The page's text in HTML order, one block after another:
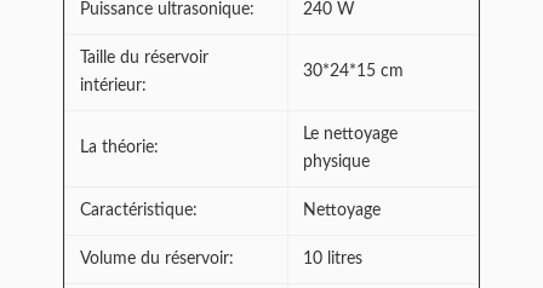
Puissance ultrasonique: 240 W
Taille du réservoir
intérieur:
30*24*15 cm
La théorie:
Le nettoyage
physique
Caractéristique: Nettoyage
Volume du réservoir: 10 litres